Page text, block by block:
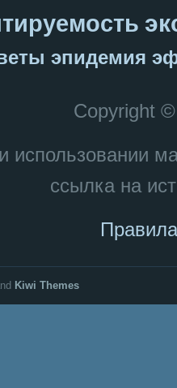
эпидемия
Copyright
использовании
ссылка на
Kiwi Themes